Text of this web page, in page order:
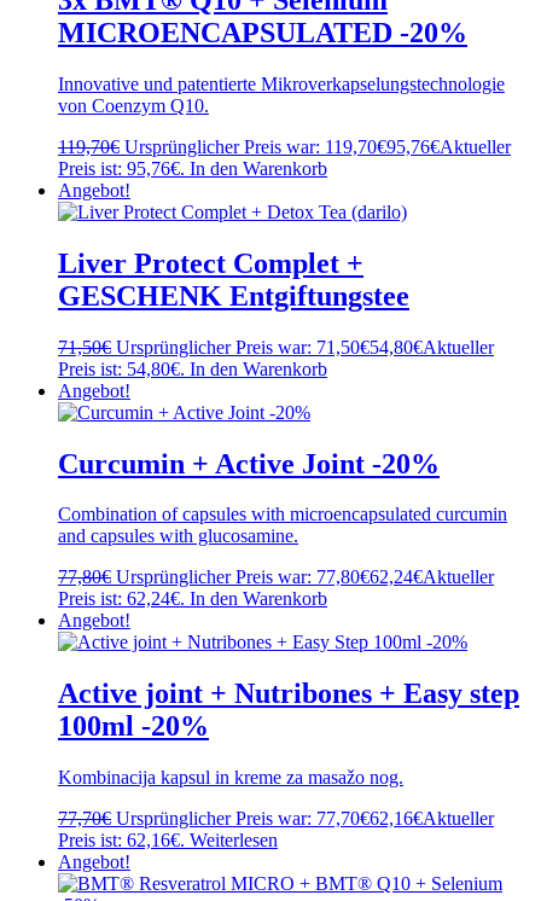
MICROENCAPSULATED -20%
Innovative und patentierte Mikroverkapselungstechnologie
von Coenzym Q10.
119,70€ Ursprünglicher Preis war: 119,70€95,76€Aktueller
Preis ist: 95,76€. In den Warenkorb
Angebot!
Liver Protect Complet +
GESCHENK Entgiftungstee
71,50€ Ursprünglicher Preis war: 71,50€54,80€Aktueller
Preis ist: 54,80€. In den Warenkorb
Angebot!
Curcumin + Active Joint -20%
Combination of capsules with microencapsulated curcumin
and capsules with glucosamine.
77,80€ Ursprünglicher Preis war: 77,80€62,24€Aktueller
Preis ist: 62,24€. In den Warenkorb
Angebot!
Active joint + Nutribones + Easy step
100ml -20%
Kombinacija kapsul in kreme za masažo nog.
77,70€ Ursprünglicher Preis war: 77,70€62,16€Aktueller
Preis ist: 62,16€. Weiterlesen
Angebot!